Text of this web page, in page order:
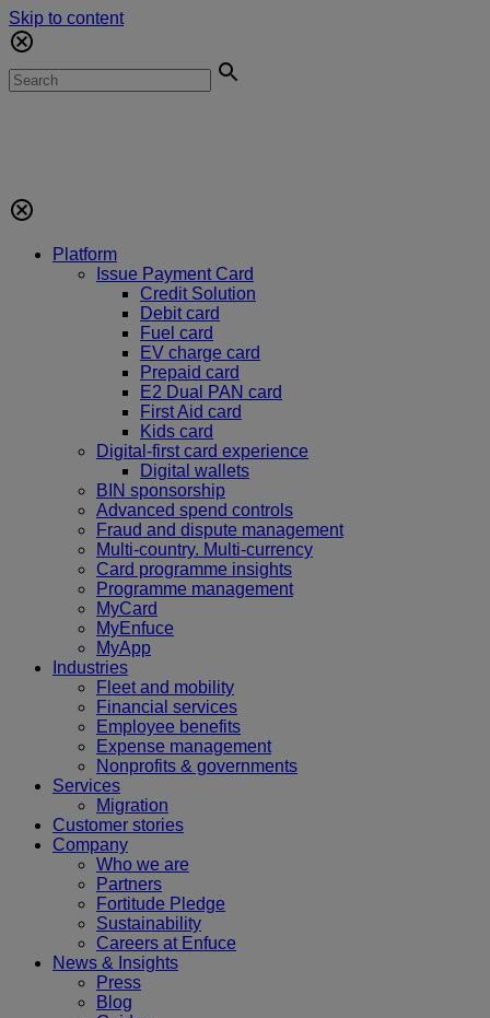
Skip to content
Platform
Issue Payment Card
Credit Solution
Debit card
Fuel card
EV charge card
Prepaid card
E2 Dual PAN card
First Aid card
Kids card
Digital-first card experience
Digital wallets
BIN sponsorship
Advanced spend controls
Fraud and dispute management
Multi-country. Multi-currency
Card programme insights
Programme management
MyCard
MyEnfuce
MyApp
Industries
Fleet and mobility
Financial services
Employee benefits
Expense management
Nonprofits & governments
Services
Migration
Customer stories
Company
Who we are
Partners
Fortitude Pledge
Sustainability
Careers at Enfuce
News & Insights
Press
Blog